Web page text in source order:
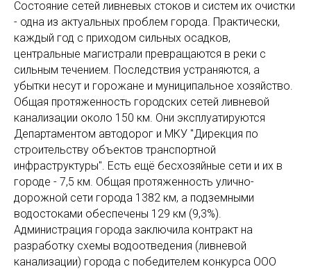
Состояние сетей ливневых стоков и систем их очистки
- одна из актуальных проблем города. Практически,
каждый год с приходом сильных осадков,
центральные магистрали превращаются в реки с
сильным течением. Последствия устраняются, а
убытки несут и горожане и муниципальное хозяйство.
Общая протяженность городских сетей ливневой
канализации около 150 км. Они эксплуатируются
Департаментом автодорог и МКУ "Дирекция по
строительству объектов транспортной
инфраструктуры". Есть ещё бесхозяйные сети и их в
городе - 7,5 км. Общая протяженность улично-
дорожной сети города 1382 км, а подземными
водостоками обеспечены 129 км (9,3%).
Администрация города заключила контракт на
разработку схемы водоотведения (ливневой
канализации) города с победителем конкурса ООО